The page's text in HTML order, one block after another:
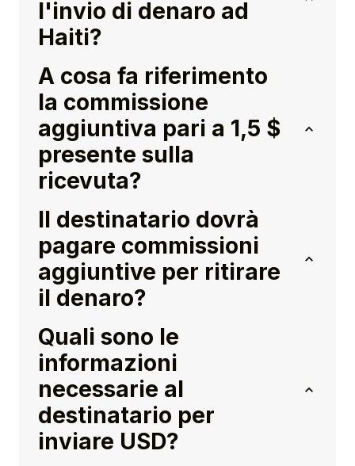
l'invio di denaro ad
Haiti?
A cosa fa riferimento
la commissione
aggiuntiva pari a 1,5 $
presente sulla
ricevuta?
Il destinatario dovrà
pagare commissioni
aggiuntive per ritirare
il denaro?
Quali sono le
informazioni
necessarie al
destinatario per
inviare USD?